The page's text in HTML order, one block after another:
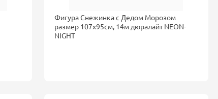
Фигура Снежинка с Дедом Морозом
размер 107x95см, 14м дюралайт NEON-
NIGHT